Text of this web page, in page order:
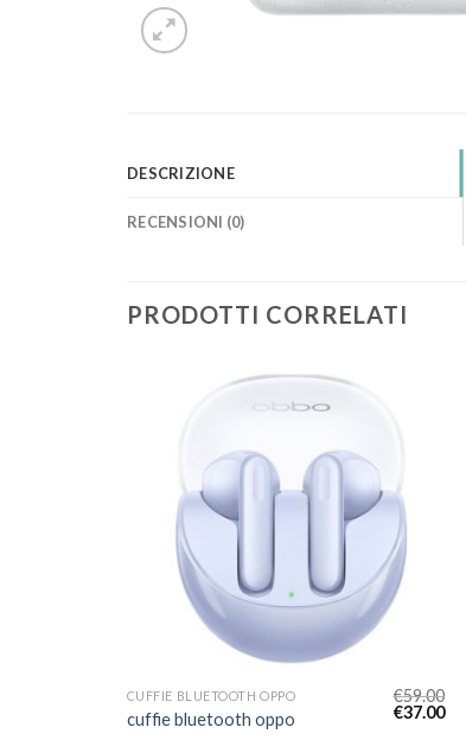
DESCRIZIONE
RECENSIONI (0)
PRODOTTI CORRELATI
CUFFIE BLUETOOTH OPPO
cuffie bluetooth oppo
€59.00
€37.00